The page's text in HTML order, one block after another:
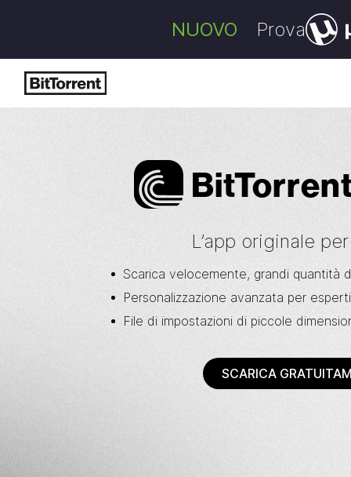
NUOVO Prova
Bit
L’app originale
Scarica velocemente, grandi quantità
Personalizzazione avanzata per
File di impostazioni di piccole
SCARICA